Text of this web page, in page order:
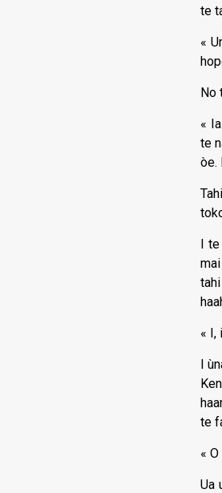
te
«
No
«
te
òe.
I te
« I,
I
te
«
Ua